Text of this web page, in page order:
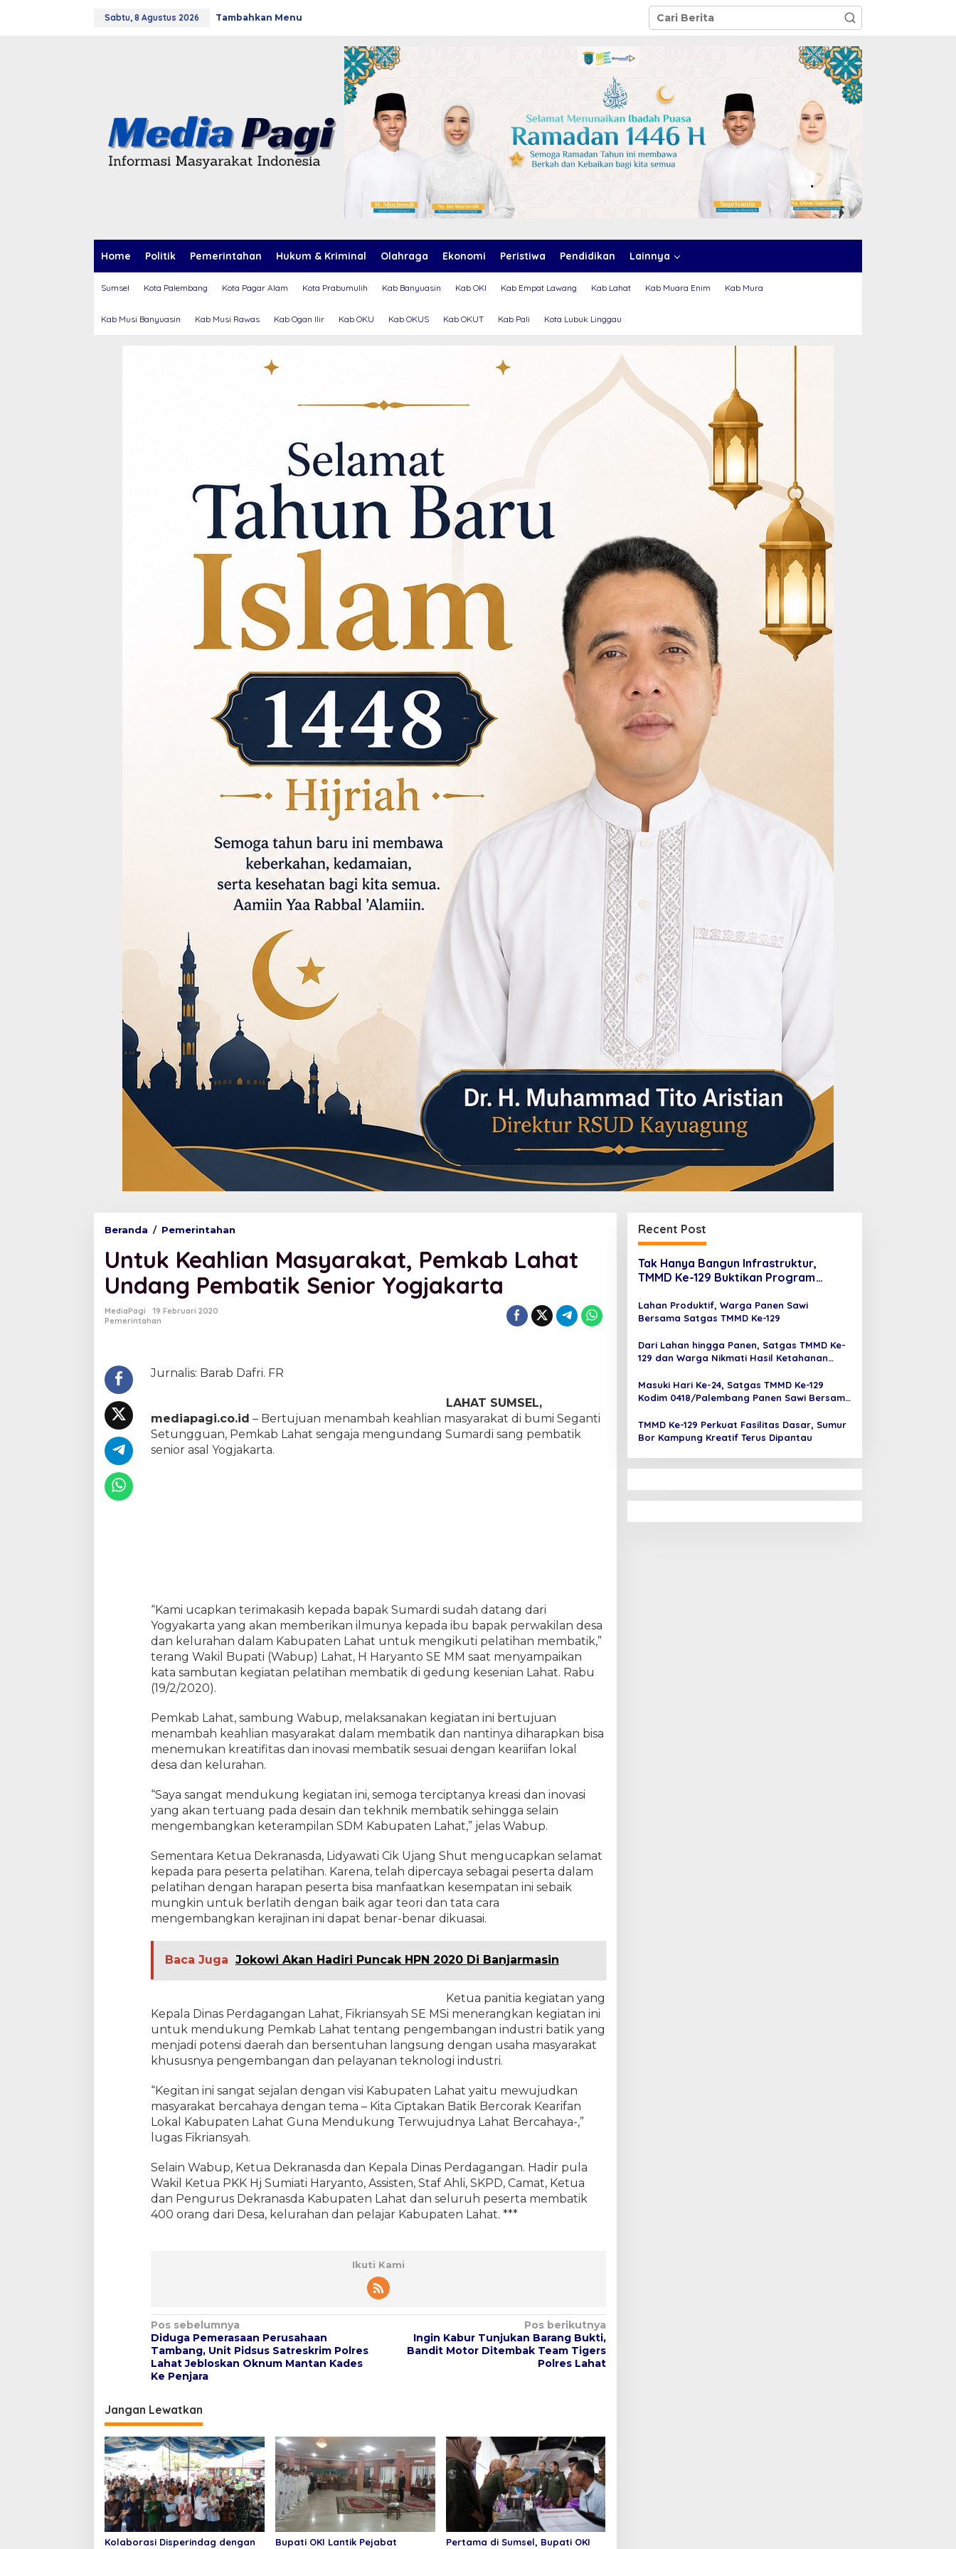
Sabtu, 8 Agustus 2026 Tambahkan Menu
Home Politik Pemerintahan Hukum & Kriminal Olahraga Ekonomi Peristiwa Pendidikan Lainnya
Sumsel Kota Palembang Kota Pagar Alam Kota Prabumulih Kab Banyuasin Kab OKI Kab Empat Lawang Kab Lahat Kab Muara Enim Kab Mura
Kab Musi Banyuasin Kab Musi Rawas Kab Ogan Ilir Kab OKU Kab OKUS Kab OKUT Kab Pali Kota Lubuk Linggau
Beranda / Pemerintahan
t
u
k
K
a
s
y
a
L
a
h
a
U
a
n
P
e
b
a
i
S
e
n
i
o
r
g
a
t
a
Untuk Keahlian Masyarakat, Pemkab Lahat
Undang Pembatik Senior Yogjakarta
MediaPagi
19 Februari 2020
Pemerintahan
Jurnalis: Barab Dafri. FR
LAHAT SUMSEL,
mediapagi.co.id – Bertujuan menambah keahlian masyarakat di bumi Seganti
Setungguan, Pemkab Lahat sengaja mengundang Sumardi sang pembatik
senior asal Yogjakarta.
“Kami ucapkan terimakasih kepada bapak Sumardi sudah datang dari
Yogyakarta yang akan memberikan ilmunya kepada ibu bapak perwakilan desa
dan kelurahan dalam Kabupaten Lahat untuk mengikuti pelatihan membatik,”
terang Wakil Bupati (Wabup) Lahat, H Haryanto SE MM saat menyampaikan
kata sambutan kegiatan pelatihan membatik di gedung kesenian Lahat. Rabu
(19/2/2020).
Pemkab Lahat, sambung Wabup, melaksanakan kegiatan ini bertujuan
menambah keahlian masyarakat dalam membatik dan nantinya diharapkan bisa
menemukan kreatifitas dan inovasi membatik sesuai dengan keariifan lokal
desa dan kelurahan.
“Saya sangat mendukung kegiatan ini, semoga terciptanya kreasi dan inovasi
yang akan tertuang pada desain dan tekhnik membatik sehingga selain
mengembangkan keterampilan SDM Kabupaten Lahat,” jelas Wabup.
Sementara Ketua Dekranasda, Lidyawati Cik Ujang Shut mengucapkan selamat
kepada para peserta pelatihan. Karena, telah dipercaya sebagai peserta dalam
pelatihan dengan harapan peserta bisa manfaatkan kesempatan ini sebaik
mungkin untuk berlatih dengan baik agar teori dan tata cara
mengembangkan kerajinan ini dapat benar-benar dikuasai.
Baca Juga Jokowi Akan Hadiri Puncak HPN 2020 Di Banjarmasin
Ketua panitia kegiatan yang
Kepala Dinas Perdagangan Lahat, Fikriansyah SE MSi menerangkan kegiatan ini
untuk mendukung Pemkab Lahat tentang pengembangan industri batik yang
menjadi potensi daerah dan bersentuhan langsung dengan usaha masyarakat
khususnya pengembangan dan pelayanan teknologi industri.
“Kegitan ini sangat sejalan dengan visi Kabupaten Lahat yaitu mewujudkan
masyarakat bercahaya dengan tema – Kita Ciptakan Batik Bercorak Kearifan
Lokal Kabupaten Lahat Guna Mendukung Terwujudnya Lahat Bercahaya-,”
lugas Fikriansyah.
Selain Wabup, Ketua Dekranasda dan Kepala Dinas Perdagangan. Hadir pula
Wakil Ketua PKK Hj Sumiati Haryanto, Assisten, Staf Ahli, SKPD, Camat, Ketua
dan Pengurus Dekranasda Kabupaten Lahat dan seluruh peserta membatik
400 orang dari Desa, kelurahan dan pelajar Kabupaten Lahat. ***
Ikuti Kami
N
a
v
g
a
s
i
p
o
s
Pos sebelumnya
Diduga Pemerasaan Perusahaan
Tambang, Unit Pidsus Satreskrim Polres
Lahat Jebloskan Oknum Mantan Kades
Ke Penjara
Pos berikutnya
Ingin Kabur Tunjukan Barang Bukti,
Bandit Motor Ditembak Team Tigers
Polres Lahat
Jangan Lewatkan
Kolaborasi Disperindag dengan
Bupati OKI Lantik Pejabat
Pertama di Sumsel, Bupati OKI
Recent Post
Tak Hanya Bangun Infrastruktur,
TMMD Ke-129 Buktikan Program
Lahan Produktif, Warga Panen Sawi
Bersama Satgas TMMD Ke-129
Dari Lahan hingga Panen, Satgas TMMD Ke-
129 dan Warga Nikmati Hasil Ketahanan
Masuki Hari Ke-24, Satgas TMMD Ke-129
Kodim 0418/Palembang Panen Sawi Bersama
TMMD Ke-129 Perkuat Fasilitas Dasar, Sumur
Bor Kampung Kreatif Terus Dipantau